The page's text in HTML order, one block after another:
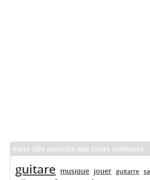
mots-clés associés aux cours similaires
guitare musique jouer guitarre sa